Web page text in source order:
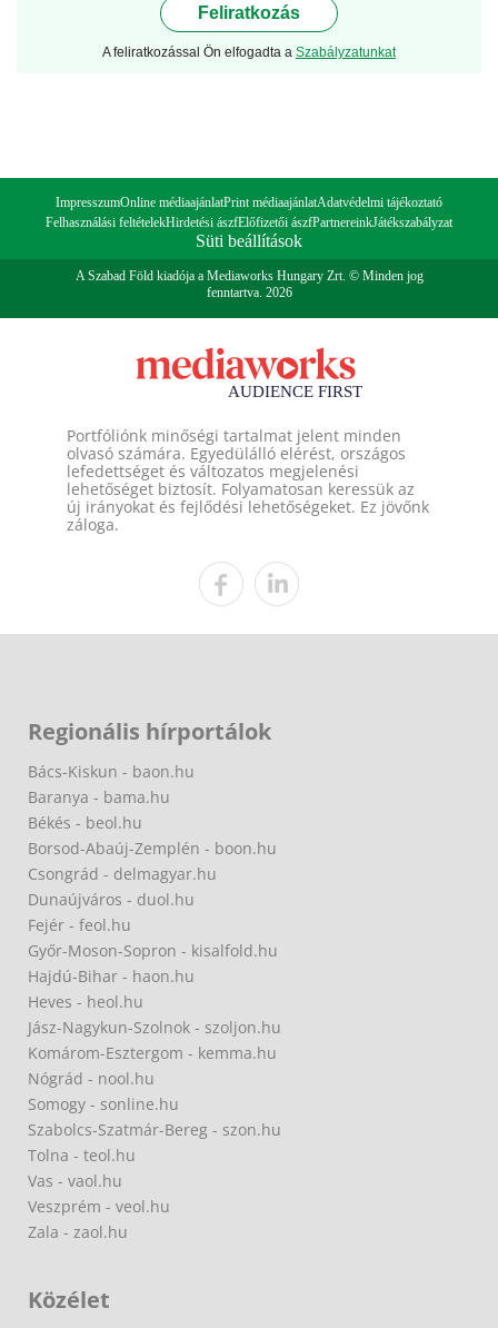
Feliratkozás
A feliratkozással Ön elfogadta a Szabályzatunkat
ImpresszumOnline médiaajánlatPrint médiaajánlatAdatvédelmi tájékoztató
Felhasználási feltételekHirdetési ászfElőfizetői ászfPartnereinkJátékszabályzat
Süti beállítások
A Szabad Föld kiadója a Mediaworks Hungary Zrt. © Minden jog
fenntartva. 2026
Portfóliónk minőségi tartalmat jelent minden
olvasó számára. Egyedülálló elérést, országos
lefedettséget és változatos megjelenési
lehetőséget biztosít. Folyamatosan keressük az
új irányokat és fejlődési lehetőségeket. Ez jövőnk
záloga.
Regionális hírportálok
Bács-Kiskun - baon.hu
Baranya - bama.hu
Békés - beol.hu
Borsod-Abaúj-Zemplén - boon.hu
Csongrád - delmagyar.hu
Dunaújváros - duol.hu
Fejér - feol.hu
Győr-Moson-Sopron - kisalfold.hu
Hajdú-Bihar - haon.hu
Heves - heol.hu
Jász-Nagykun-Szolnok - szoljon.hu
Komárom-Esztergom - kemma.hu
Nógrád - nool.hu
Somogy - sonline.hu
Szabolcs-Szatmár-Bereg - szon.hu
Tolna - teol.hu
Vas - vaol.hu
Veszprém - veol.hu
Zala - zaol.hu
Közélet